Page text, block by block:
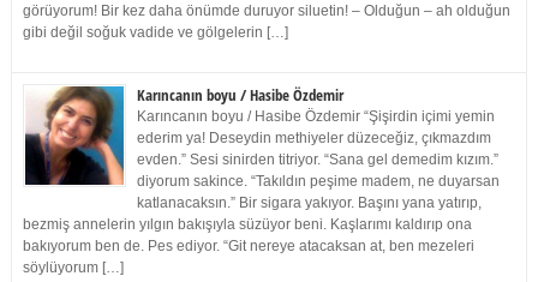
görüyorum! Bir kez daha önümde duruyor siluetin! – Olduğun – ah olduğun
gibi değil soğuk vadide ve gölgelerin […]
Karıncanın boyu / Hasibe Özdemir
Karıncanın boyu / Hasibe Özdemir “Şişirdin içimi yemin
ederim ya! Deseydin methiyeler düzeceğiz, çıkmazdım
evden.” Sesi sinirden titriyor. “Sana gel demedim kızım.”
diyorum sakince. “Takıldın peşime madem, ne duyarsan
katlanacaksın.” Bir sigara yakıyor. Başını yana yatırıp,
bezmiş annelerin yılgın bakışıyla süzüyor beni. Kaşlarımı kaldırıp ona
bakıyorum ben de. Pes ediyor. “Git nereye atacaksan at, ben mezeleri
söylüyorum […]